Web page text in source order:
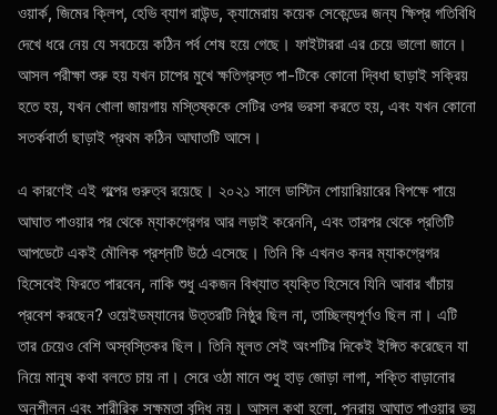
ওয়ার্ক, জিমের ক্লিপ, হেভি ব্যাগ রাউন্ড, ক্যামেরায় কয়েক সেকেন্ডের জন্য ক্ষিপ্র গতিবিধি
দেখে ধরে নেয় যে সবচেয়ে কঠিন পর্ব শেষ হয়ে গেছে। ফাইটাররা এর চেয়ে ভালো জানে।
আসল পরীক্ষা শুরু হয় যখন চাপের মুখে ক্ষতিগ্রস্ত পা-টিকে কোনো দ্বিধা ছাড়াই সক্রিয়
হতে হয়, যখন খোলা জায়গায় মস্তিষ্ককে সেটির ওপর ভরসা করতে হয়, এবং যখন কোনো
সতর্কবার্তা ছাড়াই প্রথম কঠিন আঘাতটি আসে।
এ কারণেই এই গল্পের গুরুত্ব রয়েছে। ২০২১ সালে ডাস্টিন পোয়ারিয়ারের বিপক্ষে পায়ে
আঘাত পাওয়ার পর থেকে ম্যাকগ্রেগর আর লড়াই করেননি, এবং তারপর থেকে প্রতিটি
আপডেটে একই মৌলিক প্রশ্নটি উঠে এসেছে। তিনি কি এখনও কনর ম্যাকগ্রেগর
হিসেবেই ফিরতে পারবেন, নাকি শুধু একজন বিখ্যাত ব্যক্তি হিসেবে যিনি আবার খাঁচায়
প্রবেশ করছেন? ওয়েইডম্যানের উত্তরটি নিষ্ঠুর ছিল না, তাচ্ছিল্যপূর্ণও ছিল না। এটি
তার চেয়েও বেশি অস্বস্তিকর ছিল। তিনি মূলত সেই অংশটির দিকেই ইঙ্গিত করেছেন যা
নিয়ে মানুষ কথা বলতে চায় না। সেরে ওঠা মানে শুধু হাড় জোড়া লাগা, শক্তি বাড়ানোর
অনুশীলন এবং শারীরিক সক্ষমতা বৃদ্ধি নয়। আসল কথা হলো, পুনরায় আঘাত পাওয়ার ভয়